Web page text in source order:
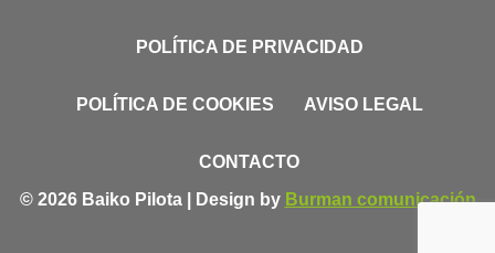
POLÍTICA DE PRIVACIDAD
POLÍTICA DE COOKIES AVISO LEGAL
CONTACTO
© 2026 Baiko Pilota | Design by Burman comunicación